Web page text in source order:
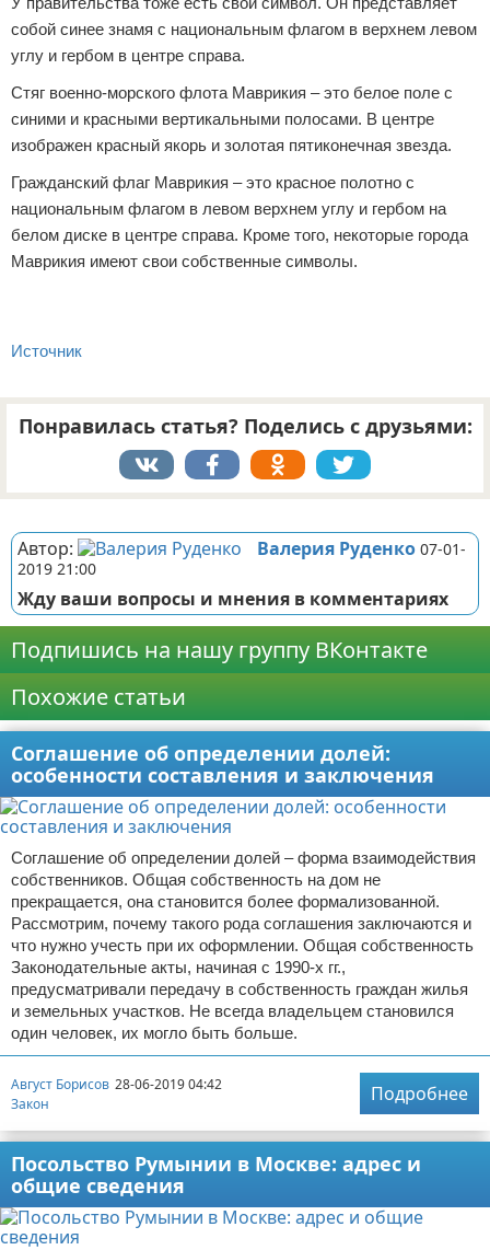
собой синее знамя с национальным флагом в верхнем левом
углу и гербом в центре справа.
Стяг военно-морского флота Маврикия – это белое поле с
синими и красными вертикальными полосами. В центре
изображен красный якорь и золотая пятиконечная звезда.
Гражданский флаг Маврикия – это красное полотно с
национальным флагом в левом верхнем углу и гербом на
белом диске в центре справа. Кроме того, некоторые города
Маврикия имеют свои собственные символы.
Источник
Понравилась статья? Поделись с друзьями:
Автор: Валерия Руденко 07-01-
2019 21:00
Жду ваши вопросы и мнения в комментариях
Подпишись на нашу группу ВКонтакте
Похожие статьи
Соглашение об определении долей:
особенности составления и заключения
Соглашение об определении долей – форма взаимодействия
собственников. Общая собственность на дом не
прекращается, она становится более формализованной.
Рассмотрим, почему такого рода соглашения заключаются и
что нужно учесть при их оформлении. Общая собственность
Законодательные акты, начиная с 1990-х гг.,
предусматривали передачу в собственность граждан жилья
и земельных участков. Не всегда владельцем становился
один человек, их могло быть больше.
Август Борисов 28-06-2019 04:42
Закон
Подробнее
Посольство Румынии в Москве: адрес и
общие сведения